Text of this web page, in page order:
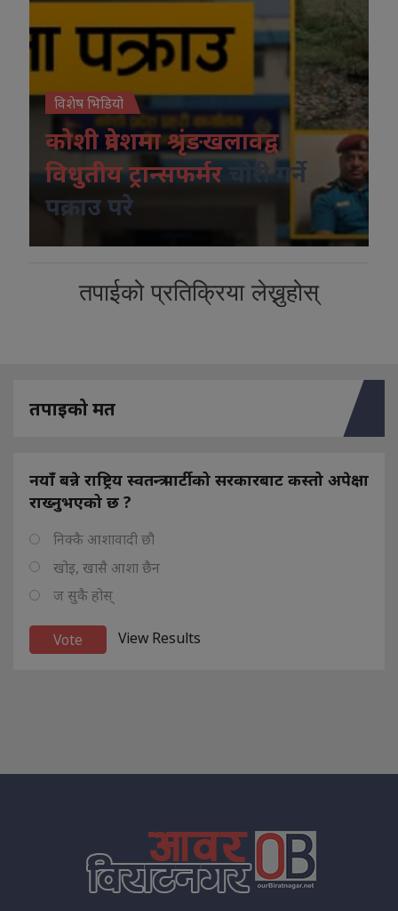
विशेष भिडियो
कोशी प्रदेशमा श्रृंङखलावद्व
विधुतीय ट्रान्सफर्मर
चोरी गर्ने
पक्राउ परे
तपाईको प्रतिक्रिया लेख्नुहोस्
तपाइको मत
नयाँ बन्ने राष्ट्रिय स्वतन्त्र पार्टीको सरकारबाट कस्तो अपेक्षा
राख्नुभएको छ ?
निक्कै आशावादी छौ
खोइ, खासै आशा छैन
ज सुकै होस्
View Results